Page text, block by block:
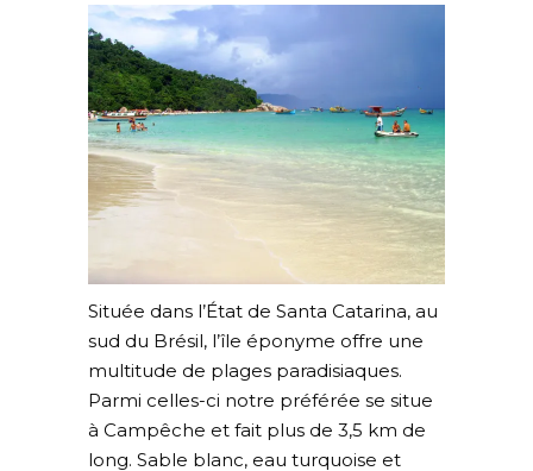
Située dans l’État de Santa Catarina, au
sud du Brésil, l’île éponyme offre une
multitude de plages paradisiaques.
Parmi celles-ci notre préférée se situe
à Campêche et fait plus de 3,5 km de
long. Sable blanc, eau turquoise et